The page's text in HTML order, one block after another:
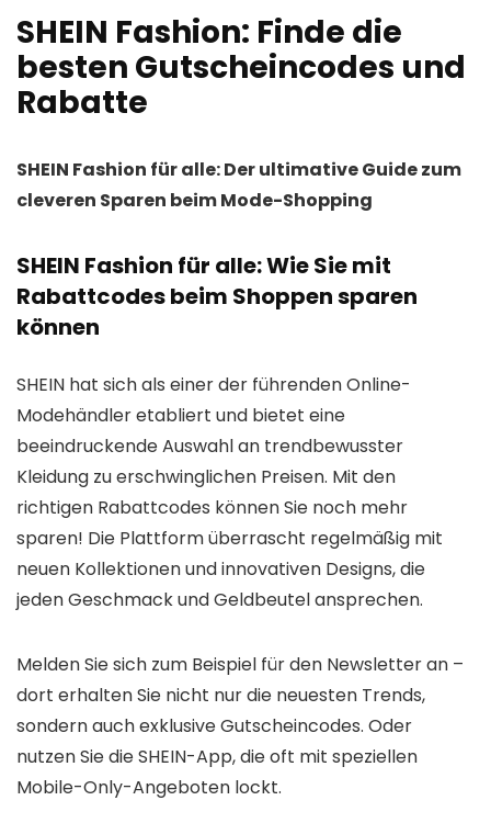
SHEIN Fashion: Finde die
besten Gutscheincodes und
Rabatte
SHEIN Fashion für alle: Der ultimative Guide zum
cleveren Sparen beim Mode-Shopping
SHEIN Fashion für alle: Wie Sie mit
Rabattcodes beim Shoppen sparen
können
SHEIN hat sich als einer der führenden Online-
Modehändler etabliert und bietet eine
beeindruckende Auswahl an trendbewusster
Kleidung zu erschwinglichen Preisen. Mit den
richtigen Rabattcodes können Sie noch mehr
sparen! Die Plattform überrascht regelmäßig mit
neuen Kollektionen und innovativen Designs, die
jeden Geschmack und Geldbeutel ansprechen.
Melden Sie sich zum Beispiel für den Newsletter an –
dort erhalten Sie nicht nur die neuesten Trends,
sondern auch exklusive Gutscheincodes. Oder
nutzen Sie die SHEIN-App, die oft mit speziellen
Mobile-Only-Angeboten lockt.